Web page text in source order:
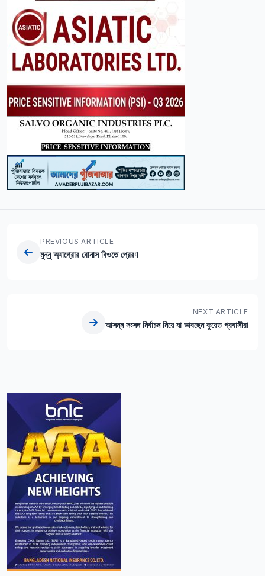
PREVIOUS ARTICLE
মুন্নু অ্যাগ্রোর বোনাস বিওতে প্রেরণ
NEXT ARTICLE
আসন্ন সংসদ নির্বাচন নিয়ে যা ভাবছেন কুয়েত প্রবাসীরা